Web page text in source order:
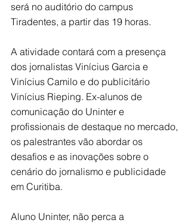
será no auditório do campus
Tiradentes, a partir das 19 horas.
A atividade contará com a presença
dos jornalistas Vinícius Garcia e
Vinícius Camilo e do publicitário
Vinícius Rieping. Ex-alunos de
comunicação do Uninter e
profissionais de destaque no mercado,
os palestrantes vão abordar os
desafios e as inovações sobre o
cenário do jornalismo e publicidade
em Curitiba.
Aluno Uninter, não perca a